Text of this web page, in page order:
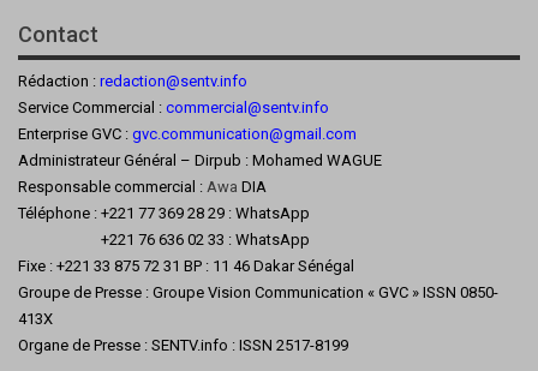
Contact
Rédaction : redaction@sentv.info
Service Commercial : commercial@sentv.info
Enterprise GVC : gvc.communication@gmail.com
Administrateur Général – Dirpub : Mohamed WAGUE
Responsable commercial : Awa DIA
Téléphone : +221 77 369 28 29 : WhatsApp
+221 76 636 02 33 : WhatsApp
Fixe : +221 33 875 72 31 BP : 11 46 Dakar Sénégal
Groupe de Presse : Groupe Vision Communication « GVC » ISSN 0850-
413X
Organe de Presse : SENTV.info : ISSN 2517-8199